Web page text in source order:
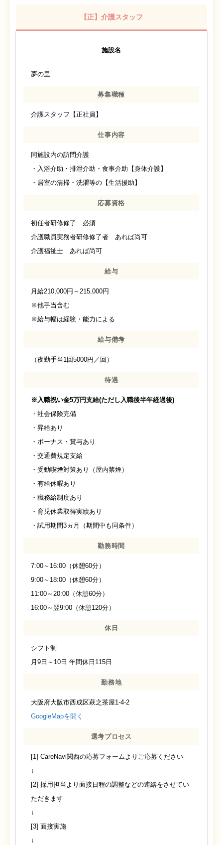
【正】介護スタッフ
施設名
夢の里
募集職種
介護スタッフ【正社員】
仕事内容
同施設内の訪問介護
・入浴介助・排泄介助・食事介助【身体介護】
・居室の清掃・洗濯等の【生活援助】
応募資格
初任者研修修了 必須
介護職員実務者研修修了者 あれば尚可
介護福祉士 あれば尚可
給与
月給210,000円～215,000円
※他手当含む
※給与幅は経験・能力による
給与備考
（夜勤手当1回5000円／回）
待遇
※入職祝い金5万円支給(ただし入職後半年経過後)
・社会保険完備
・昇給あり
・ボーナス・賞与あり
・交通費規定支給
・受動喫煙対策あり（屋内禁煙）
・有給休暇あり
・職務給制度あり
・育児休業取得実績あり
・試用期間3ヵ月（期間中も同条件）
勤務時間
7:00～16:00（休憩60分）
9:00～18:00（休憩60分）
11:00～20:00（休憩60分）
16:00～翌9:00（休憩120分）
休日
シフト制
月9日～10日 年間休日115日
勤務地
大阪府大阪市西成区萩之茶屋1-4-2
GoogleMapを開く
選考プロセス
[1] CareNavi関西の応募フォームよりご応募ください
↓
[2] 採用担当より面接日程の調整などの連絡をさせてい
ただきます
↓
[3] 面接実施
↓